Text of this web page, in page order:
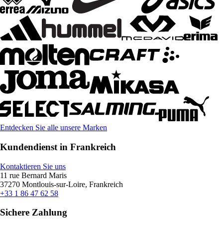
Entdecken Sie alle unsere Marken
Kundendienst in Frankreich
Kontaktieren Sie uns
11 rue Bernard Maris
37270 Montlouis-sur-Loire, Frankreich
+33 1 86 47 62 58
Sichere Zahlung